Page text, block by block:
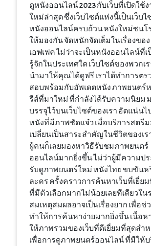
ดูหนังออนไลน์ 2023 กับเว็บที่เปิดใช้
ใหม่ล่าสุด ซึ่งเว็บไซต์แห่งนี้เป็นเว็บ
หนังออนไลน์ครบถ้วน หนังใหม่ชนโ
ให้มองกัน จัดหนักจัดเต็มในเรื่องของ
เอฟเฟค ไม่ว่าจะเป็นหนังออนไลน์ที่
รู้จักในประเทศใด เว็บไซต์ของพวกเ
นำมาให้คุณได้ดูฟรี เราได้ทำการตร
สอบพร้อมกับอัพเดตหนัง ภาพยนตร์
รีส์ที่มาใหม่ ที่กำลังได้รับความนิยม
บรรจุไว้บนเว็บไซต์ของเรา อัดแน่นไ
หนังที่มีภาพชัดแจ๋ว เมื่อบริการสตรี
เปลี่ยนเป็นสาระสำคัญในชีวิตของเร
ผู้คนก็เลยมองหาวิธีรับชมภาพยนตร์
ออนไลน์มากยิ่งขึ้น ไม่ว่าผู้มีความป
รับดูภาพยนตร์ใหม่ หนังไทย ขบขันห
ละคร ครั้งคราวการค้นหาเว็บที่เยี่ย
ที่มีตัวเลือกมากไม่น้อยเลยทีเดียวใน
สมเหตุสมผลอาจเป็นเรื่องยาก เพื่อช่
ทำให้การค้นหาง่ายมากยิ่งขึ้น เนื้อห
ให้ภาพรวมของเว็บที่ดีเยี่ยมที่สุดสำ
เพื่อการดูภาพยนตร์ออนไลน์ ที่มีให้บ